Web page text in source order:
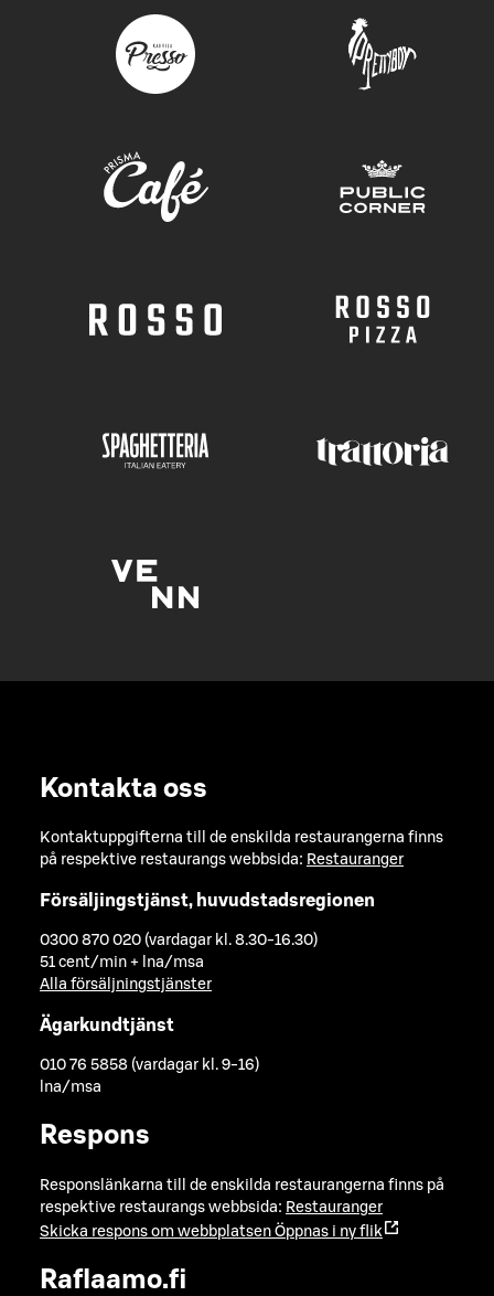
Kontakta oss
Kontaktuppgifterna till de enskilda restaurangerna finns
på respektive restaurangs webbsida: Restauranger
Försäljingstjänst, huvudstadsregionen
0300 870 020 (vardagar kl. 8.30-16.30)
51 cent/min + lna/msa
Alla försäljningstjänster
Ägarkundtjänst
010 76 5858 (vardagar kl. 9-16)
lna/msa
Respons
Responslänkarna till de enskilda restaurangerna finns på
respektive restaurangs webbsida: Restauranger
Skicka respons om webbplatsen Öppnas i ny flik
Raflaamo.fi